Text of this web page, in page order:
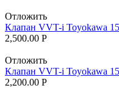
Отложить
Клапан VVT-i Toyokawa
2,500.00 Р
Отложить
Клапан VVT-i Toyokawa
2,200.00 Р